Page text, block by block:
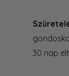
30 nap